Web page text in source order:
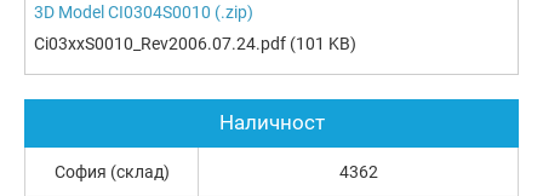
3D Model CI0304S0010 (.zip)
Ci03xxS0010_Rev2006.07.24.pdf (101 KB)
Наличност
София (склад) 4362